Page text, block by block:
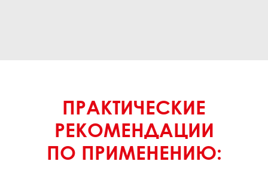
ПРАКТИЧЕСКИЕ
РЕКОМЕНДАЦИИ
ПО ПРИМЕНЕНИЮ: